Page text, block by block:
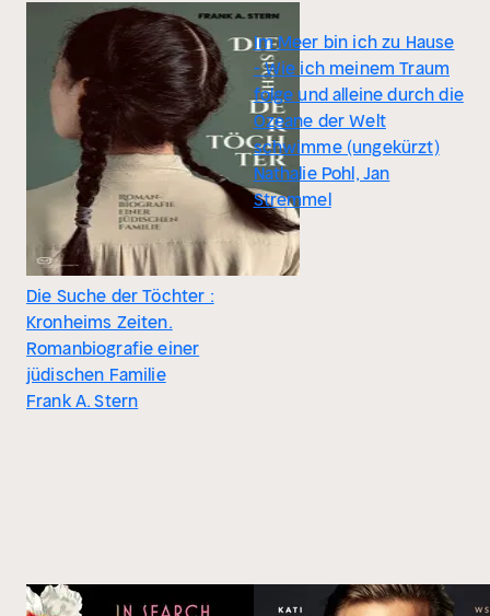
Die Suche der Töchter :
Kronheims Zeiten.
Romanbiografie einer
jüdischen Familie
Frank A. Stern
Im Meer bin ich zu Hause
- Wie ich meinem Traum
folge und alleine durch die
Ozeane der Welt
schwimme (ungekürzt)
Nathalie Pohl, Jan
Stremmel